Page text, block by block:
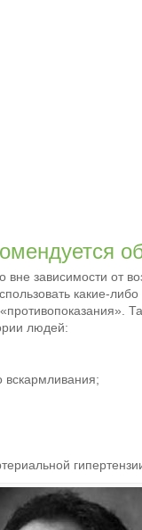
вне зависимости от
какие-либо
людей:
вскармливания;